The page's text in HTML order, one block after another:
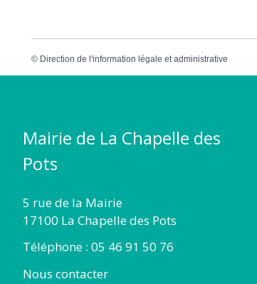
© Direction de l'information légale et administrative
Mairie de La Chapelle des
Pots
5 rue de la Mairie
17100 La Chapelle des Pots
Téléphone : 05 46 91 50 76
Nous contacter